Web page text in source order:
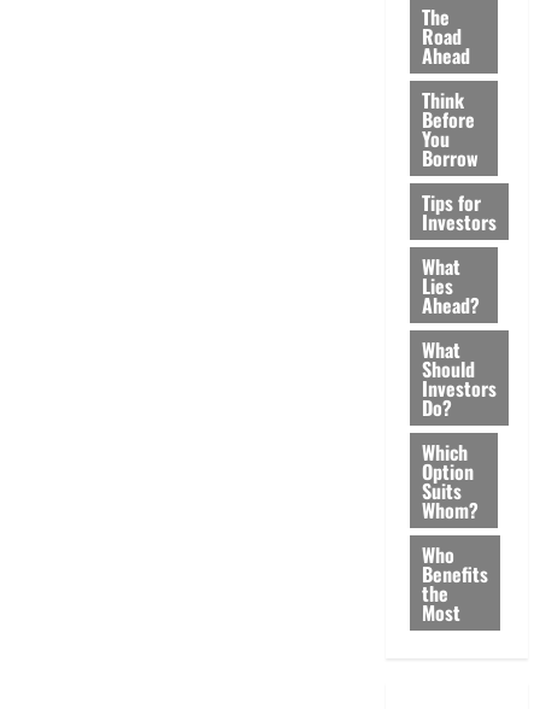
The
Road
Ahead
Think
Before
You
Borrow
Tips for
Investors
What
Lies
Ahead?
What
Should
Investors
Do?
Which
Option
Suits
Whom?
Who
Benefits
the
Most